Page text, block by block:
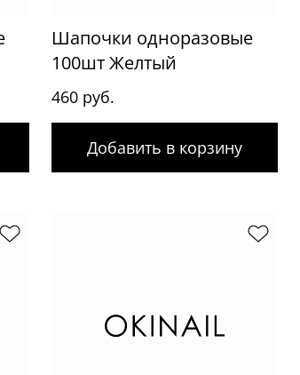
Шапочки одноразовые
100шт Желтый
460 руб.
Добавить в корзину